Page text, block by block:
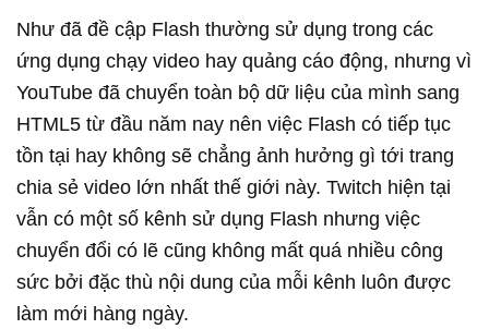
Như đã đề cập Flash thường sử dụng trong các
ứng dụng chạy video hay quảng cáo động, nhưng vì
YouTube đã chuyển toàn bộ dữ liệu của mình sang
HTML5 từ đầu năm nay nên việc Flash có tiếp tục
tồn tại hay không sẽ chẳng ảnh hưởng gì tới trang
chia sẻ video lớn nhất thế giới này. Twitch hiện tại
vẫn có một số kênh sử dụng Flash nhưng việc
chuyển đổi có lẽ cũng không mất quá nhiều công
sức bởi đặc thù nội dung của mỗi kênh luôn được
làm mới hàng ngày.